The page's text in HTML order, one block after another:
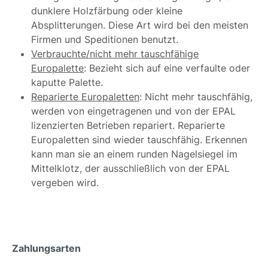
dunklere Holzfärbung oder kleine
Absplitterungen. Diese Art wird bei den meisten
Firmen und Speditionen benutzt.
Verbrauchte/nicht mehr tauschfähige
Europalette: Bezieht sich auf eine verfaulte oder
kaputte Palette.
Reparierte Europaletten: Nicht mehr tauschfähig,
werden von eingetragenen und von der EPAL
lizenzierten Betrieben repariert. Reparierte
Europaletten sind wieder tauschfähig. Erkennen
kann man sie an einem runden Nagelsiegel im
Mittelklotz, der ausschließlich von der EPAL
vergeben wird.
Zahlungsarten